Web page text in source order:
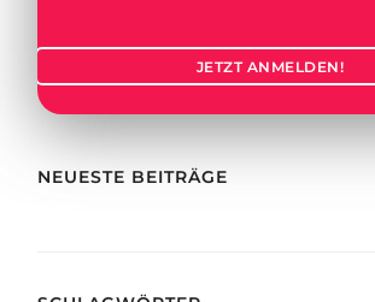
BERUFE
Beispiel-Stellenangebote
BEWERBEN FÜR FACHRICHTUNG …
Medizin
Physik
JETZT ANMELDEN!
NEUESTE BEITRÄGE